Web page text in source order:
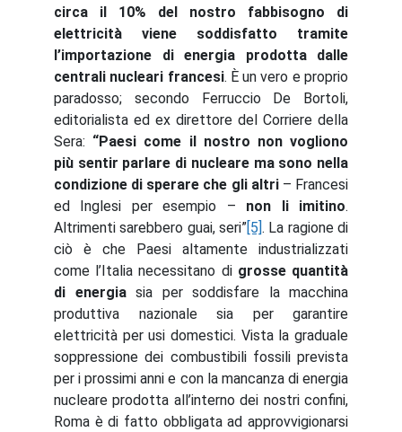
circa il 10% del nostro fabbisogno di
elettricità viene soddisfatto tramite
l’importazione di energia prodotta dalle
centrali nucleari francesi. È un vero e proprio
paradosso; secondo Ferruccio De Bortoli,
editorialista ed ex direttore del Corriere della
Sera: “Paesi come il nostro non vogliono
più sentir parlare di nucleare ma sono nella
condizione di sperare che gli altri– Francesi
ed Inglesi per esempio – non li imitino.
Altrimenti sarebbero guai, seri”[5]. La ragione di
ciò è che Paesi altamente industrializzati
come l’Italia necessitano di grosse quantità
di energiasia per soddisfare la macchina
produttiva nazionale sia per garantire
elettricità per usi domestici. Vista la graduale
soppressione dei combustibili fossili prevista
per i prossimi anni e con la mancanza di energia
nucleare prodotta all’interno dei nostri confini,
Roma è di fatto obbligata ad approvvigionarsi